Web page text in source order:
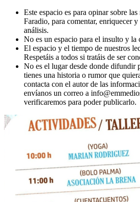
Este espacio es para opinar sobre
Faradio, para comentar, enriquecer y
análisis.
No es un espacio para el insulto y la
El espacio y el tiempo de nuestros
Respetáis a todos si tratáis de ser
No es el lugar desde donde difundir
tienes una historia o rumor que
contacta con el autor de las
envíanos un correo a
verificaremos para poder publicarlo.